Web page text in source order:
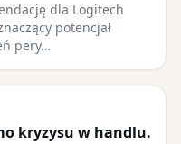
dla Logitech
potencjał
pery…
kryzysu w handlu.